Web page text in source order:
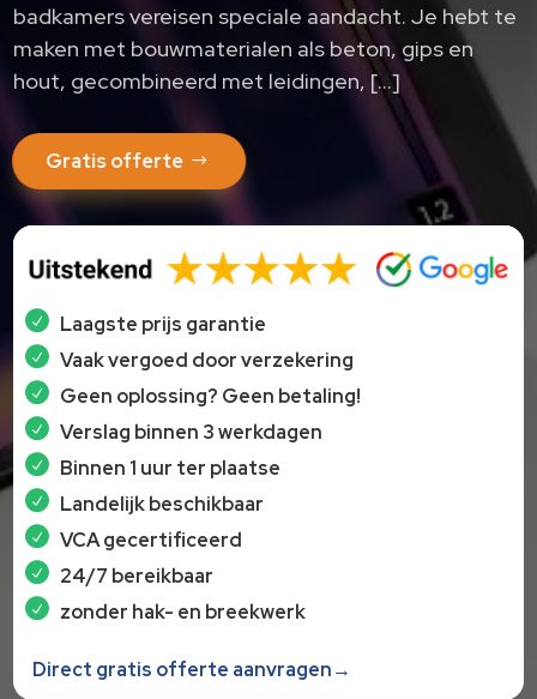
badkamers vereisen speciale aandacht. Je hebt te
maken met bouwmaterialen als beton, gips en
hout, gecombineerd met leidingen, […]
Gratis offerte
Laagste prijs garantie
Vaak vergoed door verzekering
Geen oplossing? Geen betaling!
Verslag binnen 3 werkdagen
Binnen 1 uur ter plaatse
Landelijk beschikbaar
VCA gecertificeerd
24/7 bereikbaar
zonder hak- en breekwerk
Direct gratis offerte aanvragen→